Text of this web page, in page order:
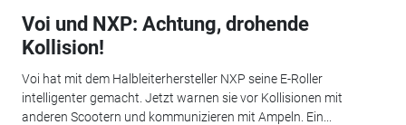
Voi und NXP: Achtung, drohende
Kollision!
Voi hat mit dem Halbleiterhersteller NXP seine E-Roller
intelligenter gemacht. Jetzt warnen sie vor Kollisionen mit
anderen Scootern und kommunizieren mit Ampeln. Ein...